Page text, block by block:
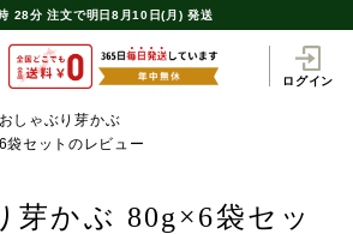
28分 注文で明日8月10日(月) 発送
ログイン
おしゃぶり芽かぶ
セットのレビュー
芽かぶ 80g×6袋セッ